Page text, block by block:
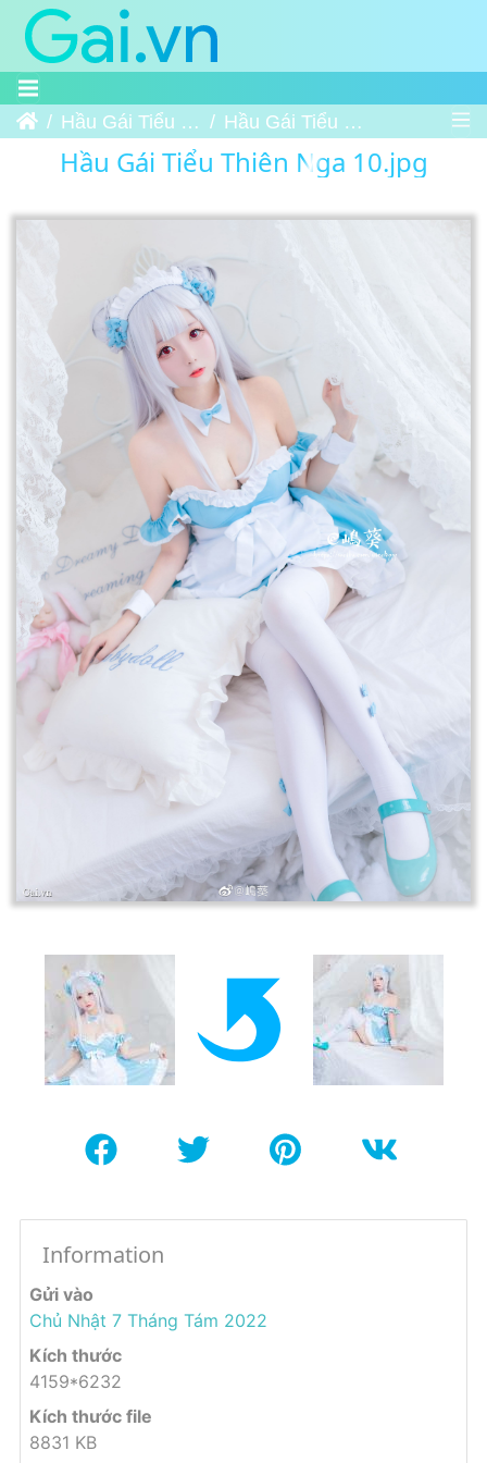
Trang chủHầu Gái Tiểu Thiên Nga Hầu Gái Tiểu Thiên Nga 10
Hầu Gái Tiểu Thiên Nga 10.jpg
Information
Gửi vào
Chủ Nhật 7 Tháng Tám 2022
Kích thước
4159*6232
Kích thước file
8831 KB